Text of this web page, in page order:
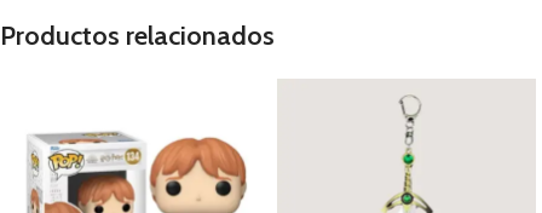
Productos relacionados